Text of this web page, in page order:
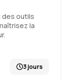
des outils
la
3 jours